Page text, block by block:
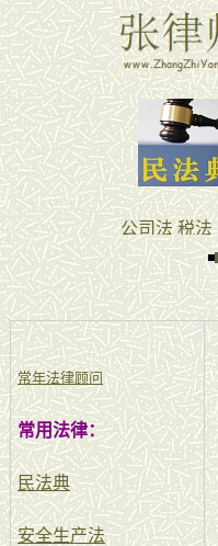
常年法律顾问
常用法律：
民法典
安全生产法